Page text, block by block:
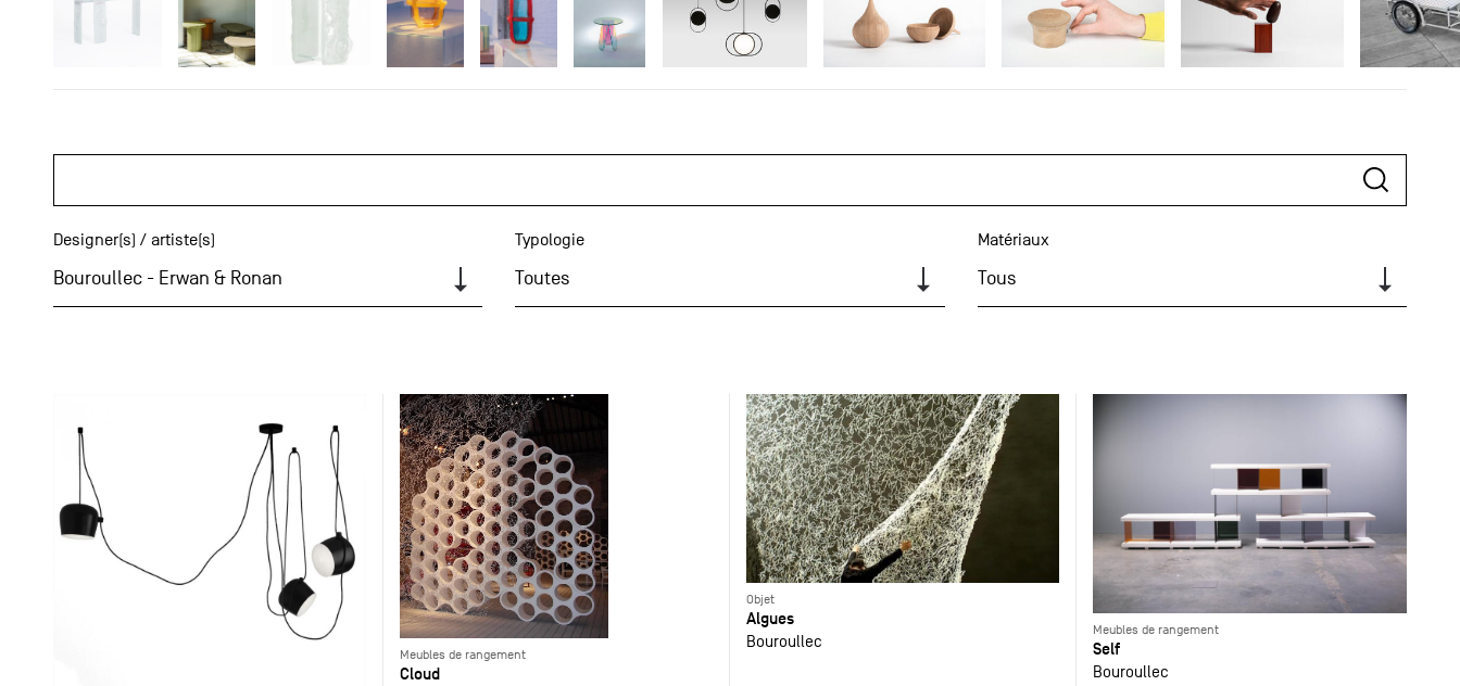
Designer(s) / artiste(s)
Bouroullec - Erwan & Ronan
Typologie
Toutes
Matériaux
Tous
Meubles de rangement
Cloud
Objet
Algues
Bouroullec
Meubles de rangement
Self
Bouroullec